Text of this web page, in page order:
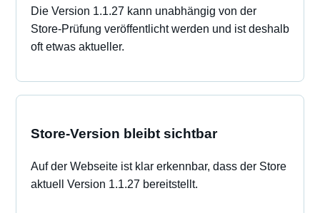
Die Version 1.1.27 kann unabhängig von der
Store-Prüfung veröffentlicht werden und ist deshalb
oft etwas aktueller.
Store-Version bleibt sichtbar
Auf der Webseite ist klar erkennbar, dass der Store
aktuell Version 1.1.27 bereitstellt.